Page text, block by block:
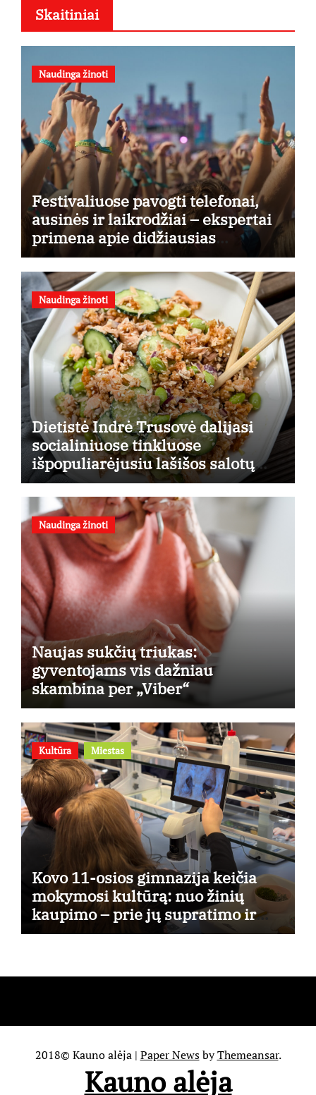
Skaitiniai
Naudinga žinoti
Festivaliuose pavogti telefonai,
ausinės ir laikrodžiai – ekspertai
primena apie didžiausias
finansines rizikas
Naudinga žinoti
Dietistė Indrė Trusovė dalijasi
socialiniuose tinkluose
išpopuliarėjusiu lašišos salotų
receptu
Naudinga žinoti
Naujas sukčių triukas:
gyventojams vis dažniau
skambina per „Viber“
Kultūra Miestas
Kovo 11-osios gimnazija keičia
mokymosi kultūrą: nuo žinių
kaupimo – prie jų supratimo ir
taikymo
2018© Kauno alėja | Paper NewsbyThemeansar.
Kauno alėja